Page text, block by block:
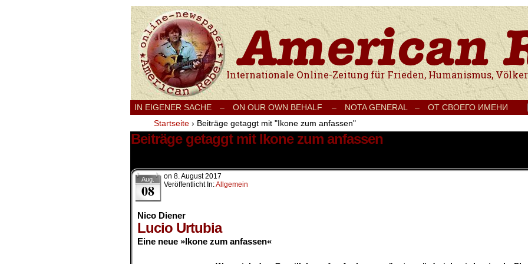
Internationale Onlinezeitung für Frieden, Humanismus, Völkerverständigung und
IN EIGENER SACHE – ON OUR OWN BEHALF – NOTA GENERAL – ОТ СВОЕГО ИМЕНИ
Startseite › Beiträge getaggt mit "Ikone zum anfassen"
Beiträge getaggt mit Ikone zum anfassen
Aug.
08
on 8. August 2017
Veröffentlicht In:Allgemein
Nico Diener
Lucio Urtubia
Eine neue »Ikone zum anfassen«